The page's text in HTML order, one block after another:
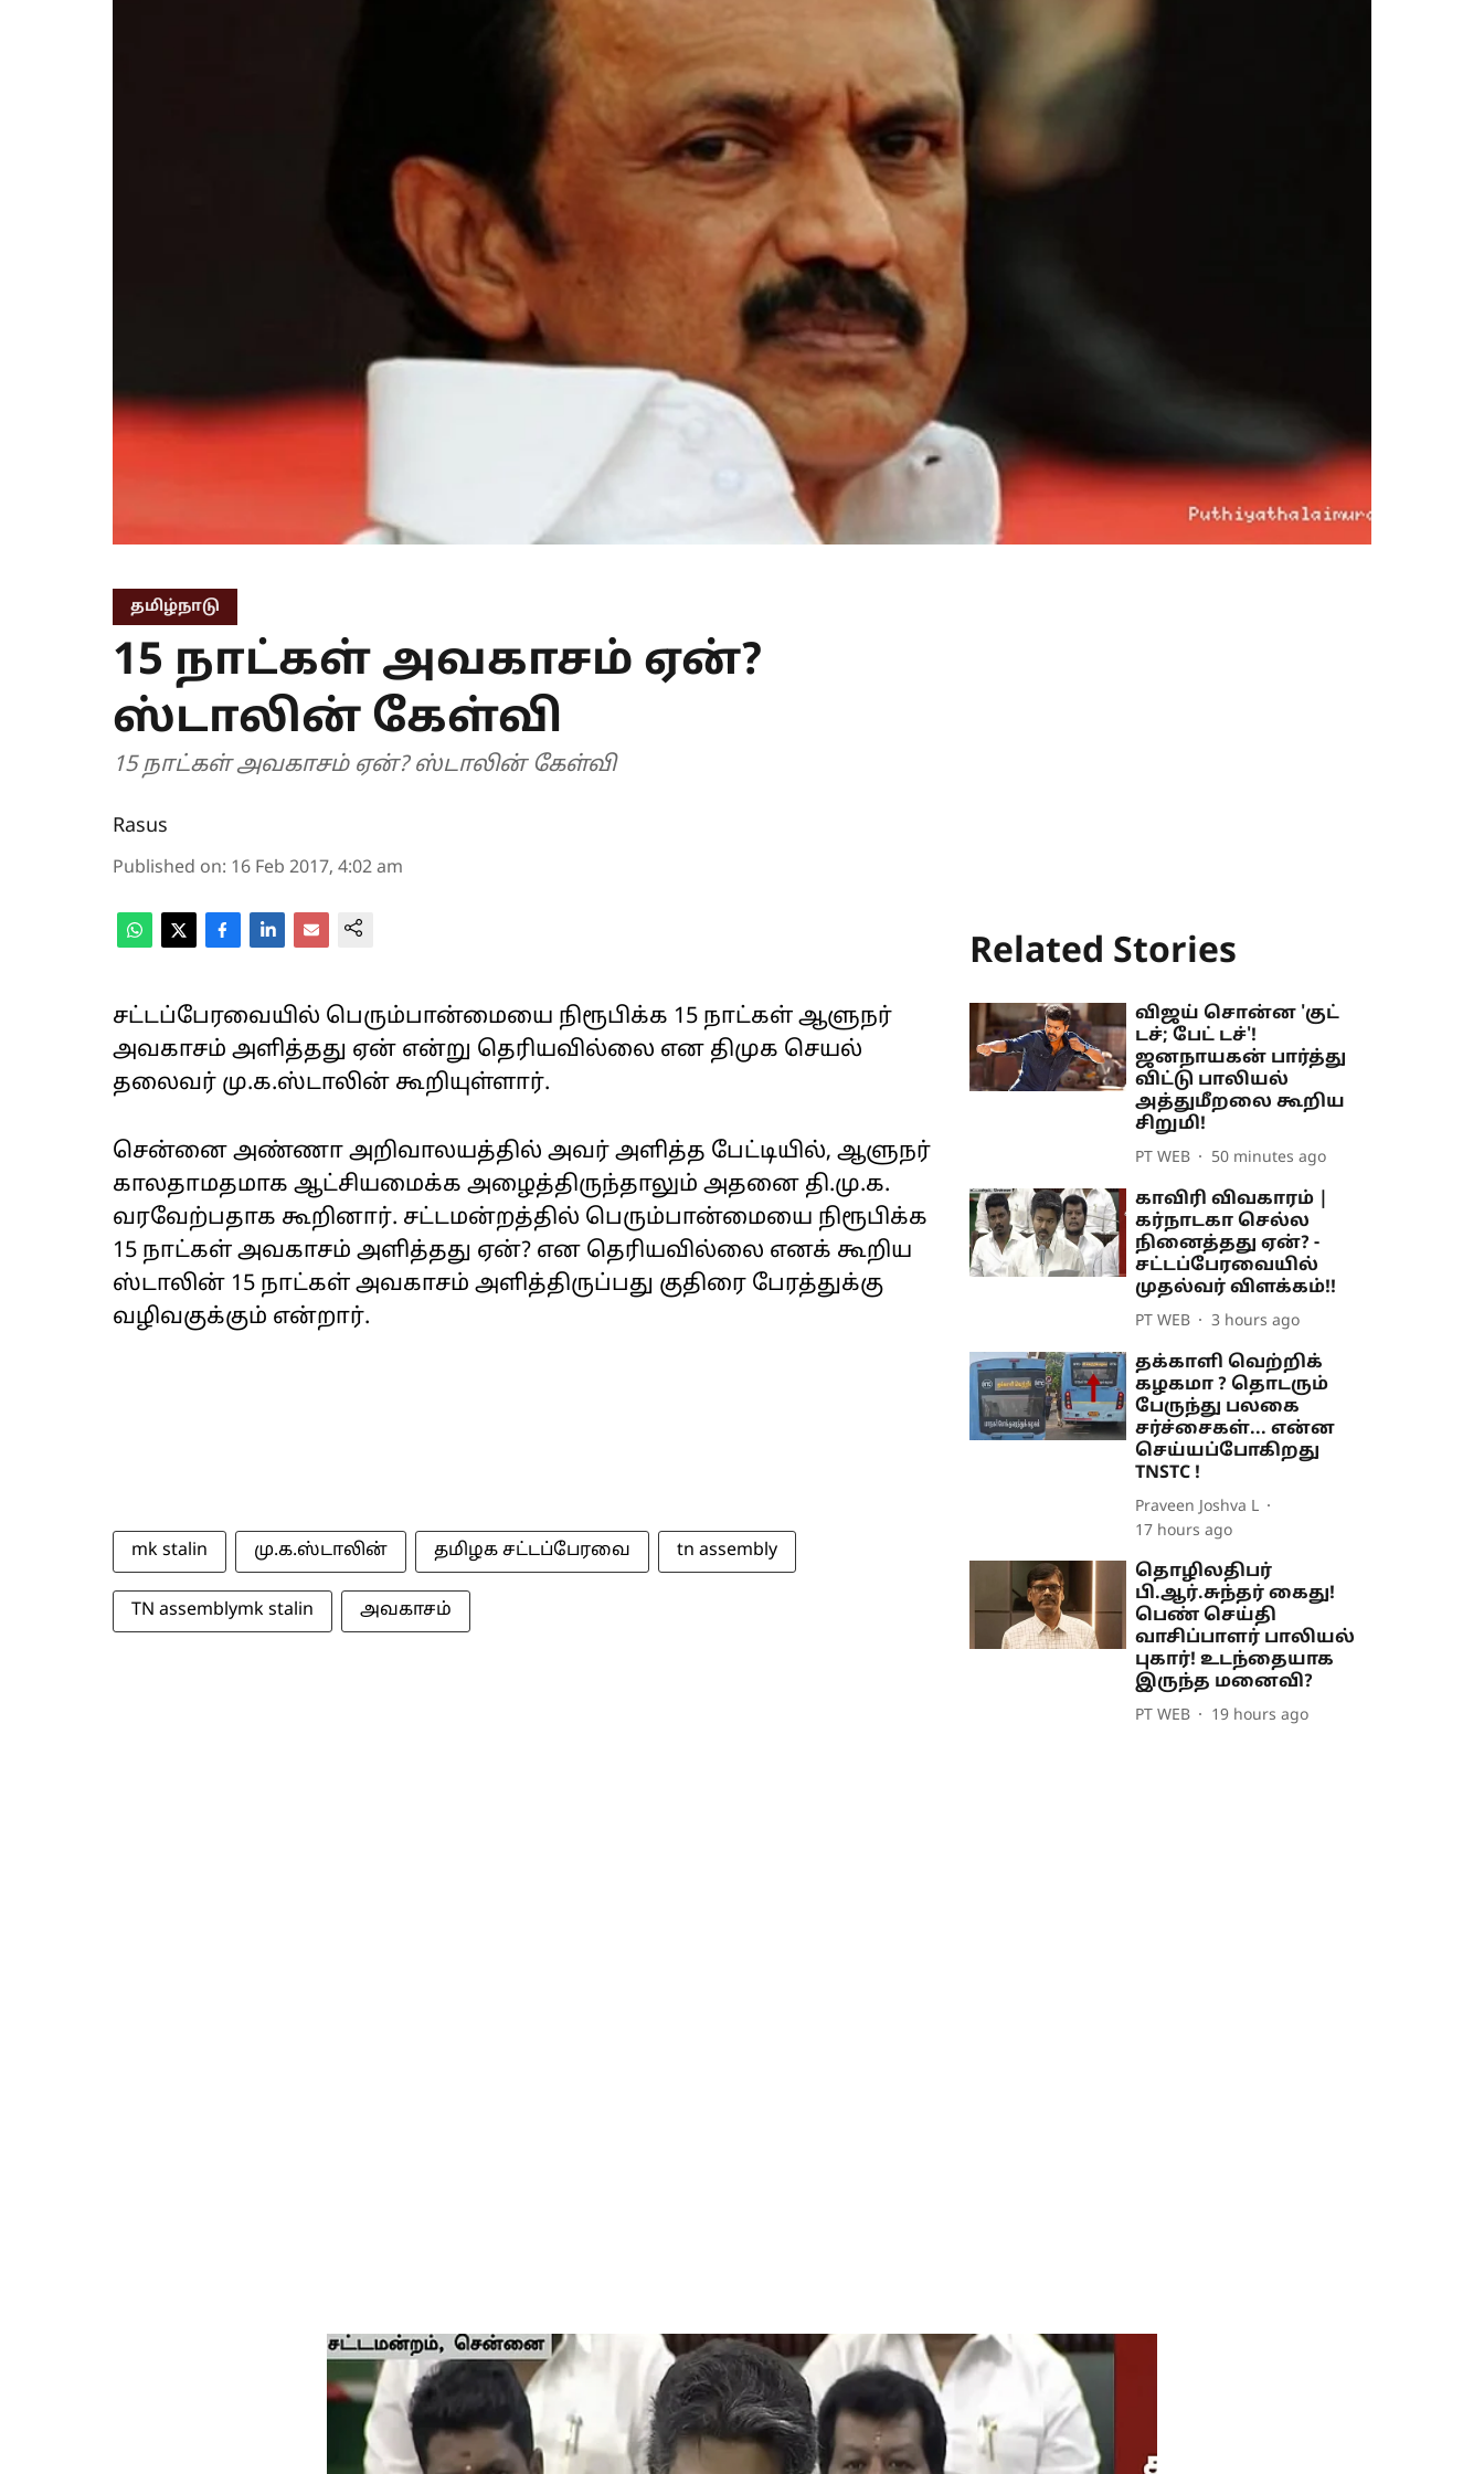
தமிழ்நாடு
15 நாட்கள் அவகாசம் ஏன்?
ஸ்டாலின் கேள்வி
15 நாட்கள் அவகாசம் ஏன்? ஸ்டாலின் கேள்வி
Rasus
Published on: 16 Feb 2017, 4:02 am
சட்டப்பேரவையில் பெரும்பான்மையை நிரூபிக்க 15 நாட்கள் ஆளுநர்
அவகாசம் அளித்தது ஏன் என்று தெரியவில்லை என திமுக செயல்
தலைவர் மு.க.ஸ்டாலின் கூறியுள்ளார்.
சென்னை அண்ணா அறிவாலயத்தில் அவர் அளித்த பேட்டியில், ஆளுநர்
காலதாமதமாக ஆட்சியமைக்க அழைத்திருந்தாலும் அதனை தி.மு.க.
வரவேற்பதாக கூறினார். சட்டமன்றத்தில் பெரும்பான்மையை நிரூபிக்க
15 நாட்கள் அவகாசம் அளித்தது ஏன்? என தெரியவில்லை எனக் கூறிய
ஸ்டாலின் 15 நாட்கள் அவகாசம் அளித்திருப்பது குதிரை பேரத்துக்கு
வழிவகுக்கும் என்றார்.
mk stalin மு.க.ஸ்டாலின் தமிழக சட்டப்பேரவை tn assembly
TN assemblymk stalin அவகாசம்
Related Stories
விஜய் சொன்ன 'குட்
டச்; பேட் டச்'!
ஜனநாயகன் பார்த்து
விட்டு பாலியல்
அத்துமீறலை கூறிய
சிறுமி!
PT WEB 50 minutes ago
காவிரி விவகாரம் |
கர்நாடகா செல்ல
நினைத்தது ஏன்? -
சட்டப்பேரவையில்
முதல்வர் விளக்கம்!!
PT WEB 3 hours ago
தக்காளி வெற்றிக்
கழகமா ? தொடரும்
பேருந்து பலகை
சர்ச்சைகள்... என்ன
செய்யப்போகிறது
TNSTC !
Praveen Joshva L
17 hours ago
தொழிலதிபர்
பி.ஆர்.சுந்தர் கைது!
பெண் செய்தி
வாசிப்பாளர் பாலியல்
புகார்! உடந்தையாக
இருந்த மனைவி?
PT WEB 19 hours ago